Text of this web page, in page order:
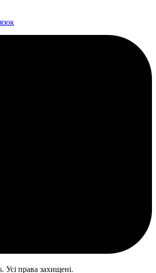
права захищені.